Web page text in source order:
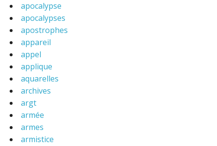
apocalypse
apocalypses
apostrophes
appareil
appel
applique
aquarelles
archives
argt
armée
armes
armistice